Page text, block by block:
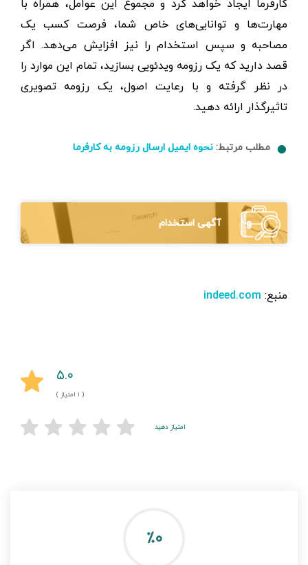
مهارت‌ها و توانایی‌های خاص شما، فرصت کسب یک
مصاحبه و سپس استخدام را نیز افزایش می‌دهد. اگر
قصد دارید که یک رزومه ویدئویی بسازید، تمام این موارد را
در نظر گرفته و با رعایت اصول، یک رزومه تصویری
تاثیرگذار ارائه دهید.
مطلب مرتبط: نحوه ایمیل ارسال رزومه به کارفرما
آگهی استخدام
منبع: indeed.com
۵.۰
( ۱ امتیاز )
امتیاز دهید
٪۰